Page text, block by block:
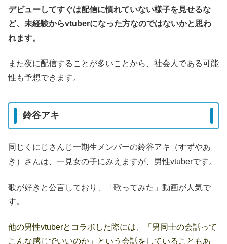
デビューしてすぐは配信に慣れていない様子を見せるな
ど、未経験からvtuberになった方なのではないかと思わ
れます。
また夜に配信することが多いことから、社会人である可能
性も予想できます。
鈴谷アキ
同じくにじさんじ一期生メンバーの鈴谷アキ（すずやあ
き）さんは、一見女の子にみえますが、男性vtuberです。
歌が好きと公言しており、「歌ってみた」動画が人気で
す。
他の男性vtuberとコラボした際には、「男同士の会話って
こんな感じでいいのか」という会話をしていることもあ